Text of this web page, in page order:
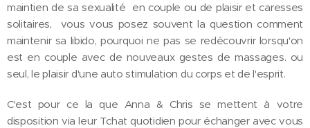
maintien de sa sexualité en couple ou de plaisir et caresses
solitaires, vous vous posez souvent la question comment
maintenir sa libido, pourquoi ne pas se redécouvrir lorsqu'on
est en couple avec de nouveaux gestes de massages. ou
seul, le plaisir d'une auto stimulation du corps et de l'esprit.
C'est pour ce la que Anna & Chris se mettent à votre
disposition via leur Tchat quotidien pour échanger avec vous